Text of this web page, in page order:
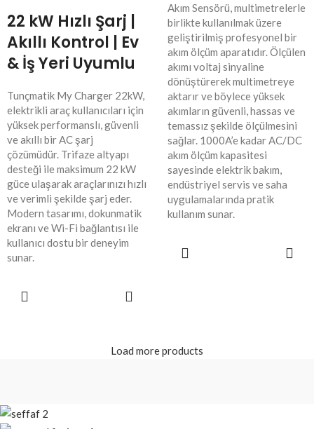
22 kW Hızlı Şarj |
Akıllı Kontrol | Ev
& İş Yeri Uyumlu
Tunçmatik My Charger 22kW,
elektrikli araç kullanıcıları için
yüksek performanslı, güvenli
ve akıllı bir AC şarj
çözümüdür. Trifaze altyapı
desteği ile maksimum 22 kW
güce ulaşarak araçlarınızı hızlı
ve verimli şekilde şarj eder.
Modern tasarımı, dokunmatik
ekranı ve Wi-Fi bağlantısı ile
kullanıcı dostu bir deneyim
sunar.
Akım Sensörü, multimetrelerle
birlikte kullanılmak üzere
geliştirilmiş profesyonel bir
akım ölçüm aparatıdır. Ölçülen
akımı voltaj sinyaline
dönüştürerek multimetreye
aktarır ve böylece yüksek
akımların güvenli, hassas ve
temassız şekilde ölçülmesini
sağlar. 1000A’e kadar AC/DC
akım ölçüm kapasitesi
sayesinde elektrik bakım,
endüstriyel servis ve saha
uygulamalarında pratik
kullanım sunar.
Load more products